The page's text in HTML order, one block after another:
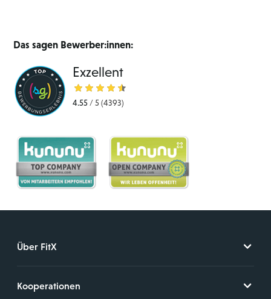
Das sagen Bewerber:innen:
Exzellent
4.55 / 5 (4393)
Über FitX
Kooperationen